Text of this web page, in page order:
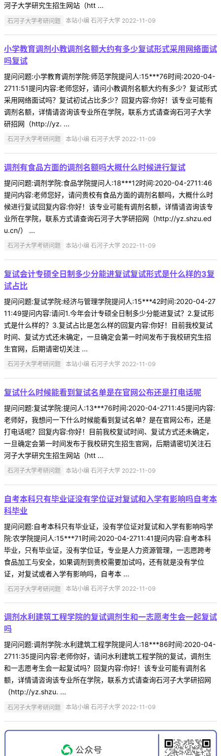
河子大学研究生招生网站（htt ...
石河子大学考研问题 本站小编 石河子大学 2022-11-09
小学教育调剂小教调剂名额大约有多少复试形式采用网络面试
吗复试
提问问题:小学教育调剂学院:师范学院提问人:15***76时间:2020-04-
2711:51提问内容:老师您好，请问小教调剂名额大约有多少？复试形式
采用网络面试吗？复试初试占比多少？回复内容:你好！该专业可能有
调剂名额，详情请咨询该专业所在学院，联系方式请查询石河子大学
研招网（http://yz. ...
石河子大学考研问题 本站小编 石河子大学 2022-11-09
调剂有食品方面的调剂名额吗大概什么时候进行复试
提问问题:调剂学院:食品学院提问人:18***12时间:2020-04-2711:46
提问内容:老师您好，请问贵校有食品方面的调剂名额吗，大概什么时
候进行复试回复内容:你好！该专业可能有调剂名额，详情请咨询该专
业所在学院，联系方式请查询石河子大学研招网（http://yz.shzu.ed
u.cn/） ...
石河子大学考研问题 本站小编 石河子大学 2022-11-09
复试会计专硕全日制多少分能进复试复试形式是什么样的3复
试占比
提问问题:复试学院:经济与管理学院提问人:15***42时间:2020-04-27
11:49提问内容:请问1.今年会计专硕全日制多少分能进复试？2.复试形
式是什么样的？3.复试占比是怎么样的回复内容:你好！目前我校复试
时间、复试方式还未确定，一旦确定会第一时间发布于我校研究生招
生官网，后期请密切关注 ...
石河子大学考研问题 本站小编 石河子大学 2022-11-09
复试什么时候能看到复试名单是在官网公布还是打电话呢
提问问题:复试学院:提问人:13***76时间:2020-04-2711:45提问内容:
老师好，我想问一下什么时候能看到复试名单？是在官网公布，还是
打电话呢？回复内容:你好！目前我校复试时间、复试方式还未确定，
一旦确定会第一时间发布于我校研究生招生官网，后期请密切关注石
河子大学研究生招生网站（htt ...
石河子大学考研问题 本站小编 石河子大学 2022-11-09
自考本科只有毕业证没有学位证对复试和入学有影响吗自考本
科毕业
提问问题:自考本科只有毕业证，没有学位证对复试和入学有影响吗学
院:农学院提问人:15***71时间:2020-04-2711:41提问内容:自考本科
毕业，只有毕业证，没有学位证，专业是人力资源管理，一志愿跨考
食品加工与安全，如果调剂到贵校需要加试吗，还有就是没有学位
证，对复试或者入学有影响吗，自考本 ...
石河子大学考研问题 本站小编 石河子大学 2022-11-09
调剂水利建筑工程学院的复试调剂生和一志愿考生会一起复试
吗
提问问题:调剂学院:水利建筑工程学院提问人:18***86时间:2020-04-
2711:35提问内容:老师你好，请问水利建筑工程学院的复试，调剂生
和一志愿考生会一起复试吗？回复内容:你好！该专业可能有调剂名
额，详情请咨询该专业所在学院，联系方式请查询石河子大学研招网
（http://yz.shzu. ...
石河子大学考研问题 本站小编 石河子大学 2022-11-09